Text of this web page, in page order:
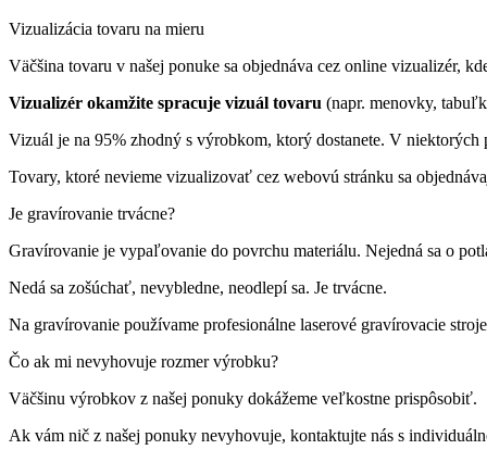
Vizualizácia tovaru na mieru
Väčšina tovaru v našej ponuke sa objednáva cez online vizualizér,
Vizualizér okamžite spracuje vizuál tovaru (napr. menovky,
Vizuál je na 95% zhodný s výrobkom, ktorý dostanete. V
Tovary, ktoré nevieme vizualizovať cez webovú stránku sa
Je gravírovanie trvácne?
Gravírovanie je vypaľovanie do povrchu materiálu. Nejedná sa o
Nedá sa zošúchať, nevybledne, neodlepí sa. Je trvácne.
Na gravírovanie používame profesionálne laserové gravírovacie
Čo ak mi nevyhovuje rozmer výrobku?
Väčšinu výrobkov z našej ponuky dokážeme veľkostne prispôsobiť.
Ak vám nič z našej ponuky nevyhovuje, kontaktujte nás s